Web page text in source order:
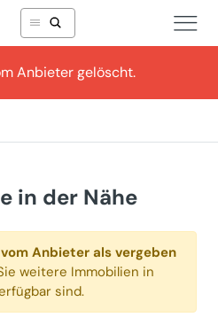
Anbieter gelöscht.
in der Nähe
Anbieter als vergeben
weitere Immobilien in
sind.